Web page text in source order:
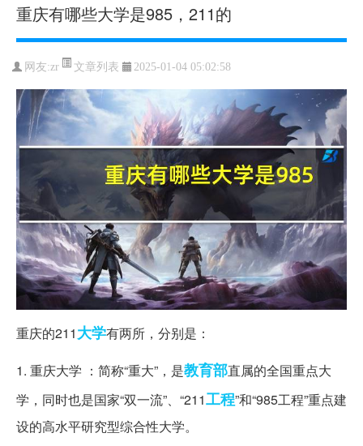
重庆有哪些大学是985，211的
网友:zr 文章列表 2025-01-04 05:02:58
重庆的211大学有两所，分别是：
1. 重庆大学 ：简称“重大”，是教育部直属的全国重点大
学，同时也是国家“双一流”、“211工程”和“985工程”重点建
设的高水平研究型综合性大学。